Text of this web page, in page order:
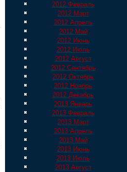
2012 Февраль
2012 Март
2012 Апрель
2012 Май
2012 Июнь
2012 Июль
2012 Август
2012 Сентябрь
2012 Октябрь
2012 Ноябрь
2012 Декабрь
2013 Январь
2013 Февраль
2013 Март
2013 Апрель
2013 Май
2013 Июнь
2013 Июль
2013 Август